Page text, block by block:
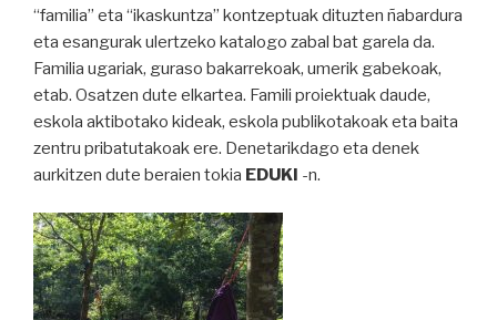
“familia” eta “ikaskuntza” kontzeptuak dituzten ñabardura
eta esangurak ulertzeko katalogo zabal bat garela da.
Familia ugariak, guraso bakarrekoak, umerik gabekoak,
etab. Osatzen dute elkartea. Famili proiektuak daude,
eskola aktibotako kideak, eskola publikotakoak eta baita
zentru pribatutakoak ere. Denetarikdago eta denek
aurkitzen dute beraien tokia EDUKI -n.